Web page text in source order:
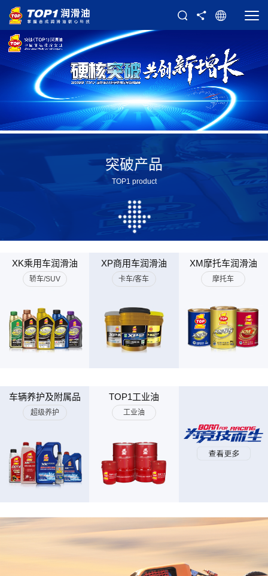
突破产品
TOP1 product
XK乘用车润滑油
轿车/SUV
XP商用车润滑油
卡车/客车
XM摩托车润滑油
摩托车
车辆养护及附属品
超级养护
TOP1工业油
工业油